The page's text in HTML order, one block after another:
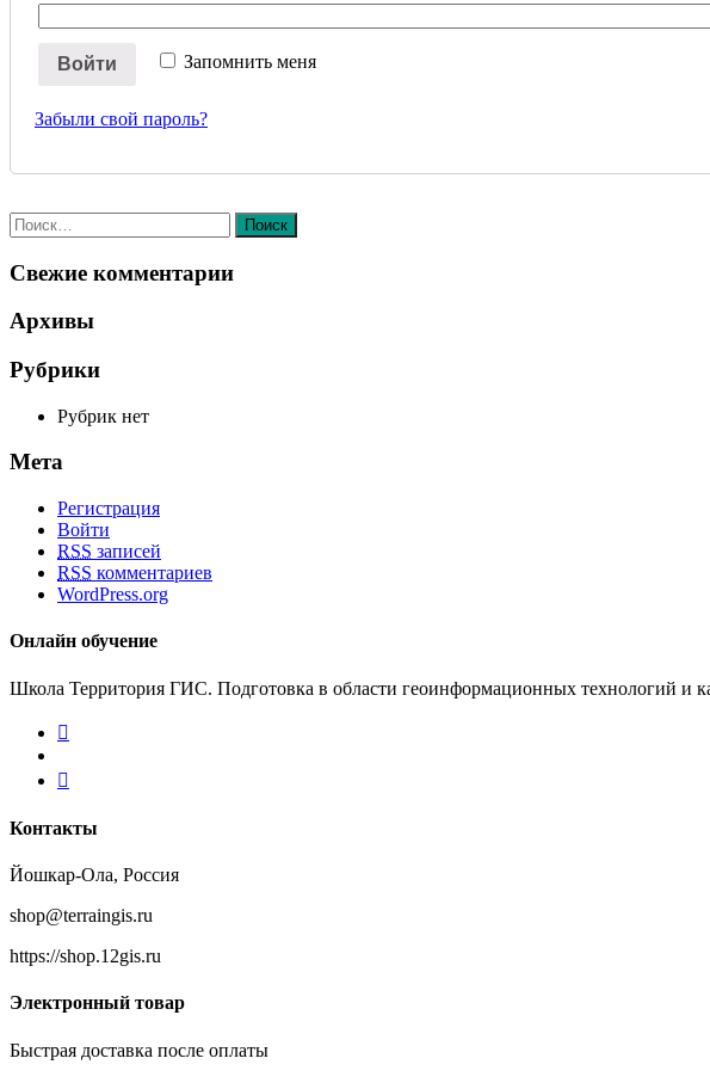
Запомнить меня
Войти
Забыли свой пароль?
Найти:
Свежие комментарии
Архивы
Рубрики
Рубрик нет
Мета
Регистрация
Войти
RSS записей
RSS комментариев
WordPress.org
Онлайн обучение
Школа Территория ГИС. Подготовка в области геоинформационных технологий и
Контакты
Йошкар-Ола, Россия
shop@terraingis.ru
https://shop.12gis.ru
Электронный товар
Быстрая доставка после оплаты